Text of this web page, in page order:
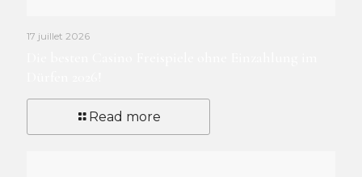
17 juillet 2026
Read more